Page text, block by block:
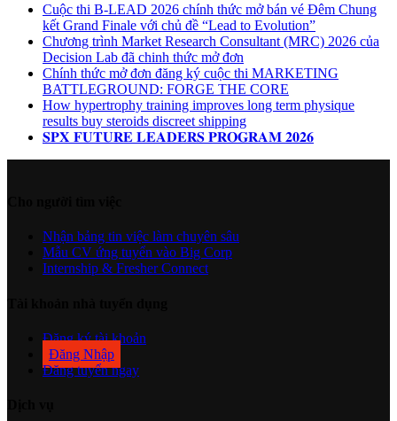
Cuộc thi B-LEAD 2026 chính thức mở bán vé Đêm Chung
kết Grand Finale với chủ đề “Lead to Evolution”
Chương trình Market Research Consultant (MRC) 2026 của
Decision Lab đã chinh thức mở đơn
Chính thức mở đơn đăng ký cuộc thi MARKETING
BATTLEGROUND: FORGE THE CORE
How hypertrophy training improves long term physique
results buy steroids discreet shipping
𝐒𝐏𝐗 𝐅𝐔𝐓𝐔𝐑𝐄 𝐋𝐄𝐀𝐃𝐄𝐑𝐒 𝐏𝐑𝐎𝐆𝐑𝐀𝐌 𝟐𝟎𝟐𝟔
Nhận bảng tin việc làm chuyên sâu
Mẫu CV ứng tuyển vào Big Corp
Internship & Fresher Connect
Đăng ký tài khoản
Đăng Nhập
Đăng tuyển ngay